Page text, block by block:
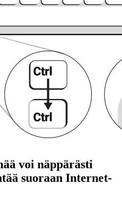
voi näppärästi
suoraan Internet-